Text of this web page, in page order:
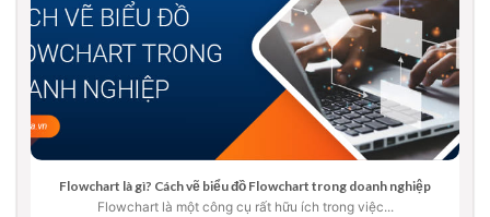
Flowchart là gì? Cách vẽ biểu đồ Flowchart trong doanh nghiệp
Flowchart là một công cụ rất hữu ích trong việc...